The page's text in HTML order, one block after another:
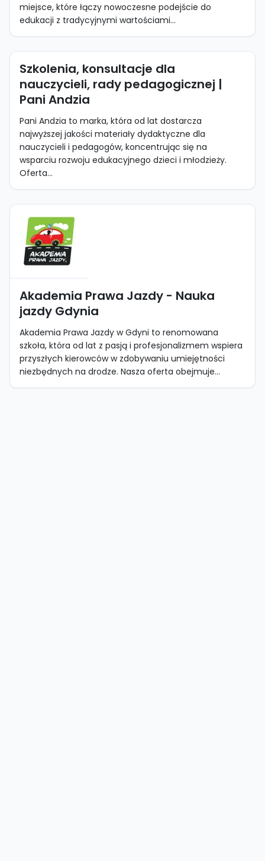
miejsce, które łączy nowoczesne podejście do
edukacji z tradycyjnymi wartościami...
Szkolenia, konsultacje dla
nauczycieli, rady pedagogicznej |
Pani Andzia
Pani Andzia to marka, która od lat dostarcza
najwyższej jakości materiały dydaktyczne dla
nauczycieli i pedagogów, koncentrując się na
wsparciu rozwoju edukacyjnego dzieci i młodzieży.
Oferta...
Akademia Prawa Jazdy - Nauka
jazdy Gdynia
Akademia Prawa Jazdy w Gdyni to renomowana
szkoła, która od lat z pasją i profesjonalizmem wspiera
przyszłych kierowców w zdobywaniu umiejętności
niezbędnych na drodze. Nasza oferta obejmuje...